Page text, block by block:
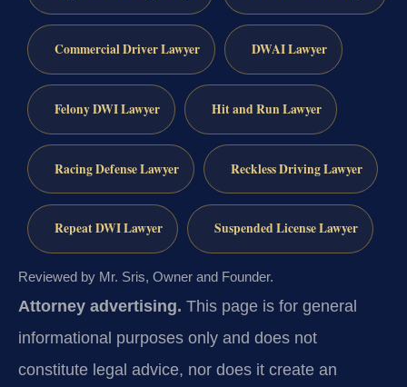
Commercial Driver Lawyer DWAI Lawyer
Felony DWI Lawyer Hit and Run Lawyer
Racing Defense Lawyer Reckless Driving Lawyer
Repeat DWI Lawyer Suspended License Lawyer
Reviewed by Mr. Sris, Owner and Founder.
Attorney advertising. This page is for general
informational purposes only and does not
constitute legal advice, nor does it create an